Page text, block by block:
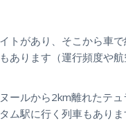
トがあり、そこから車
ります（運行頻度や航
ールから2km離れたテ
ム駅に行く列車もあり